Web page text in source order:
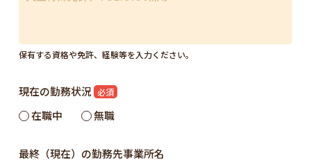
保有する資格や免許、経験等を入力ください。
現在の勤務状況 必須
在職中 無職
最終（現在）の勤務先事業所名